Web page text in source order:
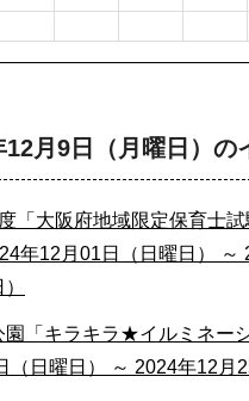
12月9日（月曜日）の
「大阪府地域限定保育士
年12月01日（日曜日） ～
園「キラキラ★イルミネー
（日曜日） ～ 2024年12月